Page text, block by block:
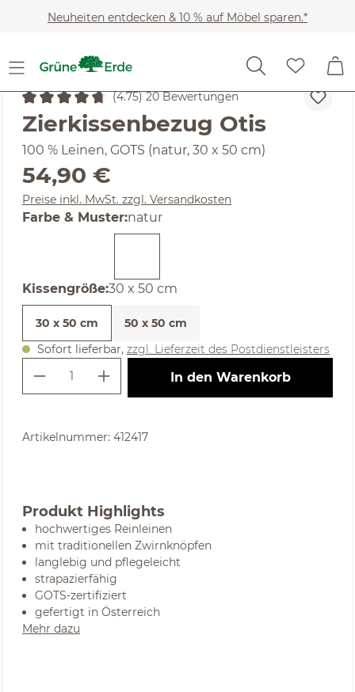
Zum Hauptinhalt springen
Neuheiten entdecken & 10 % auf Möbel sparen.*
Heimtextilien Wohntextilien Zier- & Wärmekissen
Durchschnittliche Bewertung von 4.75 von 5 Sternen
(4.75) 20 Bewertungen
Zierkissenbezug Otis
100 % Leinen, GOTS (natur, 30 x 50 cm)
Regulärer Preis:
54,90 €
Preise inkl. MwSt. zzgl. Versandkosten
Farbe & Musterauswählen
:natur
Kissengrößeauswählen
:30 x 50 cm
30 x 50 cm
50 x 50 cm
Sofort lieferbar, zzgl. Lieferzeit des Postdienstleisters
Produkt Anzahl: Gib den
In den Warenkorb
Artikelnummer: 412417
Produkt Highlights
hochwertiges Reinleinen
mit traditionellen Zwirnknöpfen
langlebig und pflegeleicht
strapazierfähig
GOTS-zertifiziert
gefertigt in Österreich
Mehr dazu